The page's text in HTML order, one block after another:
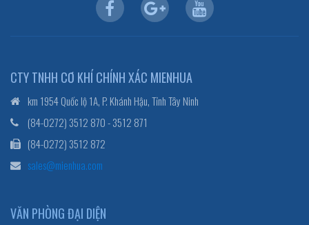
CTY TNHH CƠ KHÍ CHÍNH XÁC MIENHUA
km 1954 Quốc lộ 1A, P. Khánh Hậu, Tỉnh Tây Ninh
(84-0272) 3512 870 - 3512 871
(84-0272) 3512 872
sales@mienhua.com
VĂN PHÒNG ĐẠI DIỆN